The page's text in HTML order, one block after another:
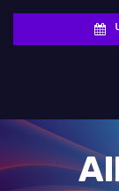
и